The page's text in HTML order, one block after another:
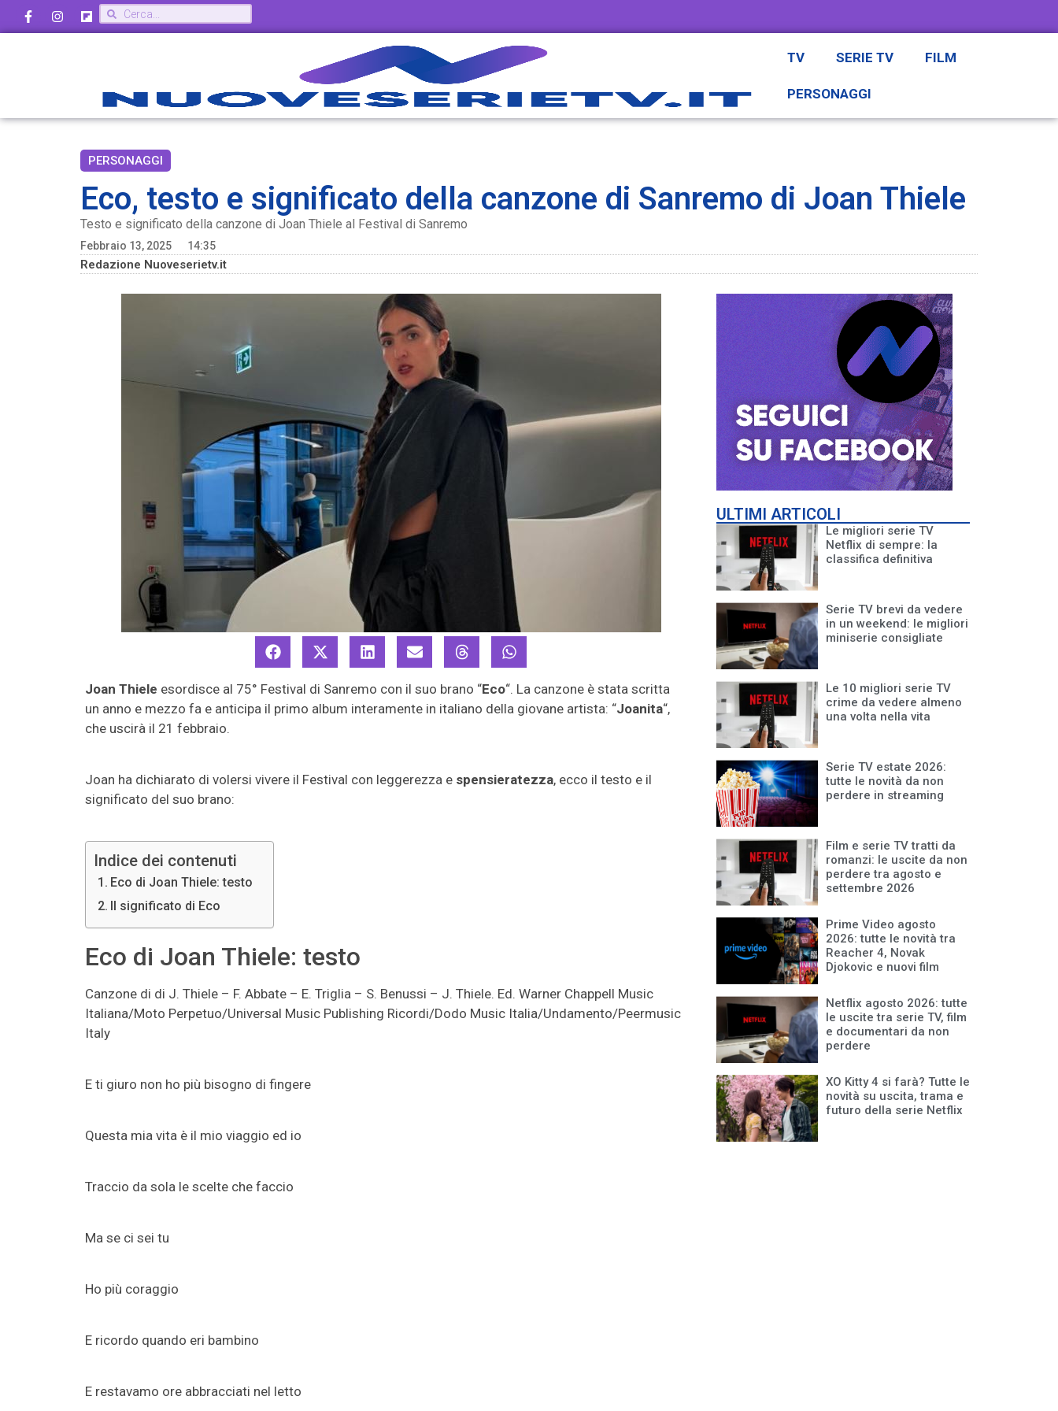
TV SERIE TV FILM
PERSONAGGI
PERSONAGGI
Eco, testo e significato della canzone di Sanremo di Joan Thiele
Testo e significato della canzone di Joan Thiele al Festival di Sanremo
Febbraio 13, 2025 14:35
Redazione Nuoveserietv.it
Joan Thiele esordisce al 75° Festival di Sanremo con il suo brano “Eco“. La canzone è stata scritta
un anno e mezzo fa e anticipa il primo album interamente in italiano della giovane artista: “Joanita“,
che uscirà il 21 febbraio.
Joan ha dichiarato di volersi vivere il Festival con leggerezza e spensieratezza, ecco il testo e il
significato del suo brano:
Indice dei contenuti
Eco di Joan Thiele: testo
Il significato di Eco
Eco di Joan Thiele: testo
Canzone di di J. Thiele – F. Abbate – E. Triglia – S. Benussi – J. Thiele. Ed. Warner Chappell Music
Italiana/Moto Perpetuo/Universal Music Publishing Ricordi/Dodo Music Italia/Undamento/Peermusic
Italy
E ti giuro non ho più bisogno di fingere
Questa mia vita è il mio viaggio ed io
Traccio da sola le scelte che faccio
Ma se ci sei tu
Ho più coraggio
E ricordo quando eri bambino
E restavamo ore abbracciati nel letto
ULTIMI ARTICOLI
Le migliori serie TV
Netflix di sempre: la
classifica definitiva
Serie TV brevi da vedere
in un weekend: le migliori
miniserie consigliate
Le 10 migliori serie TV
crime da vedere almeno
una volta nella vita
Serie TV estate 2026:
tutte le novità da non
perdere in streaming
Film e serie TV tratti da
romanzi: le uscite da non
perdere tra agosto e
settembre 2026
Prime Video agosto
2026: tutte le novità tra
Reacher 4, Novak
Djokovic e nuovi film
Netflix agosto 2026: tutte
le uscite tra serie TV, film
e documentari da non
perdere
XO Kitty 4 si farà? Tutte le
novità su uscita, trama e
futuro della serie Netflix